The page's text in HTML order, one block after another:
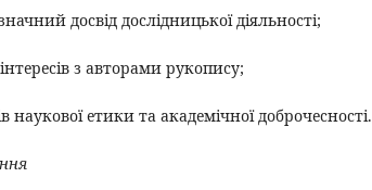
досвід дослідницької діяльності;
з авторами рукопису;
етики та академічної доброчесності.